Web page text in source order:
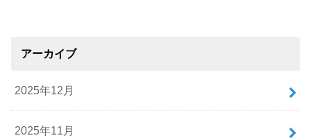
アーカイブ
2025年12月
2025年11月